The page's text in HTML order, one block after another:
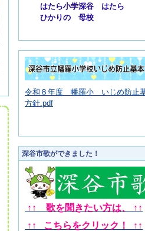
はたら小学深谷 はたら
ひかりの 母校
令和８年度 幡羅小 いじめ防止
方針.pdf
深谷市歌ができました！
↑↑ 歌を聞きたい方は、 ↑ ↑
↑ ↑ こちらをクリック！ ↑ ↑